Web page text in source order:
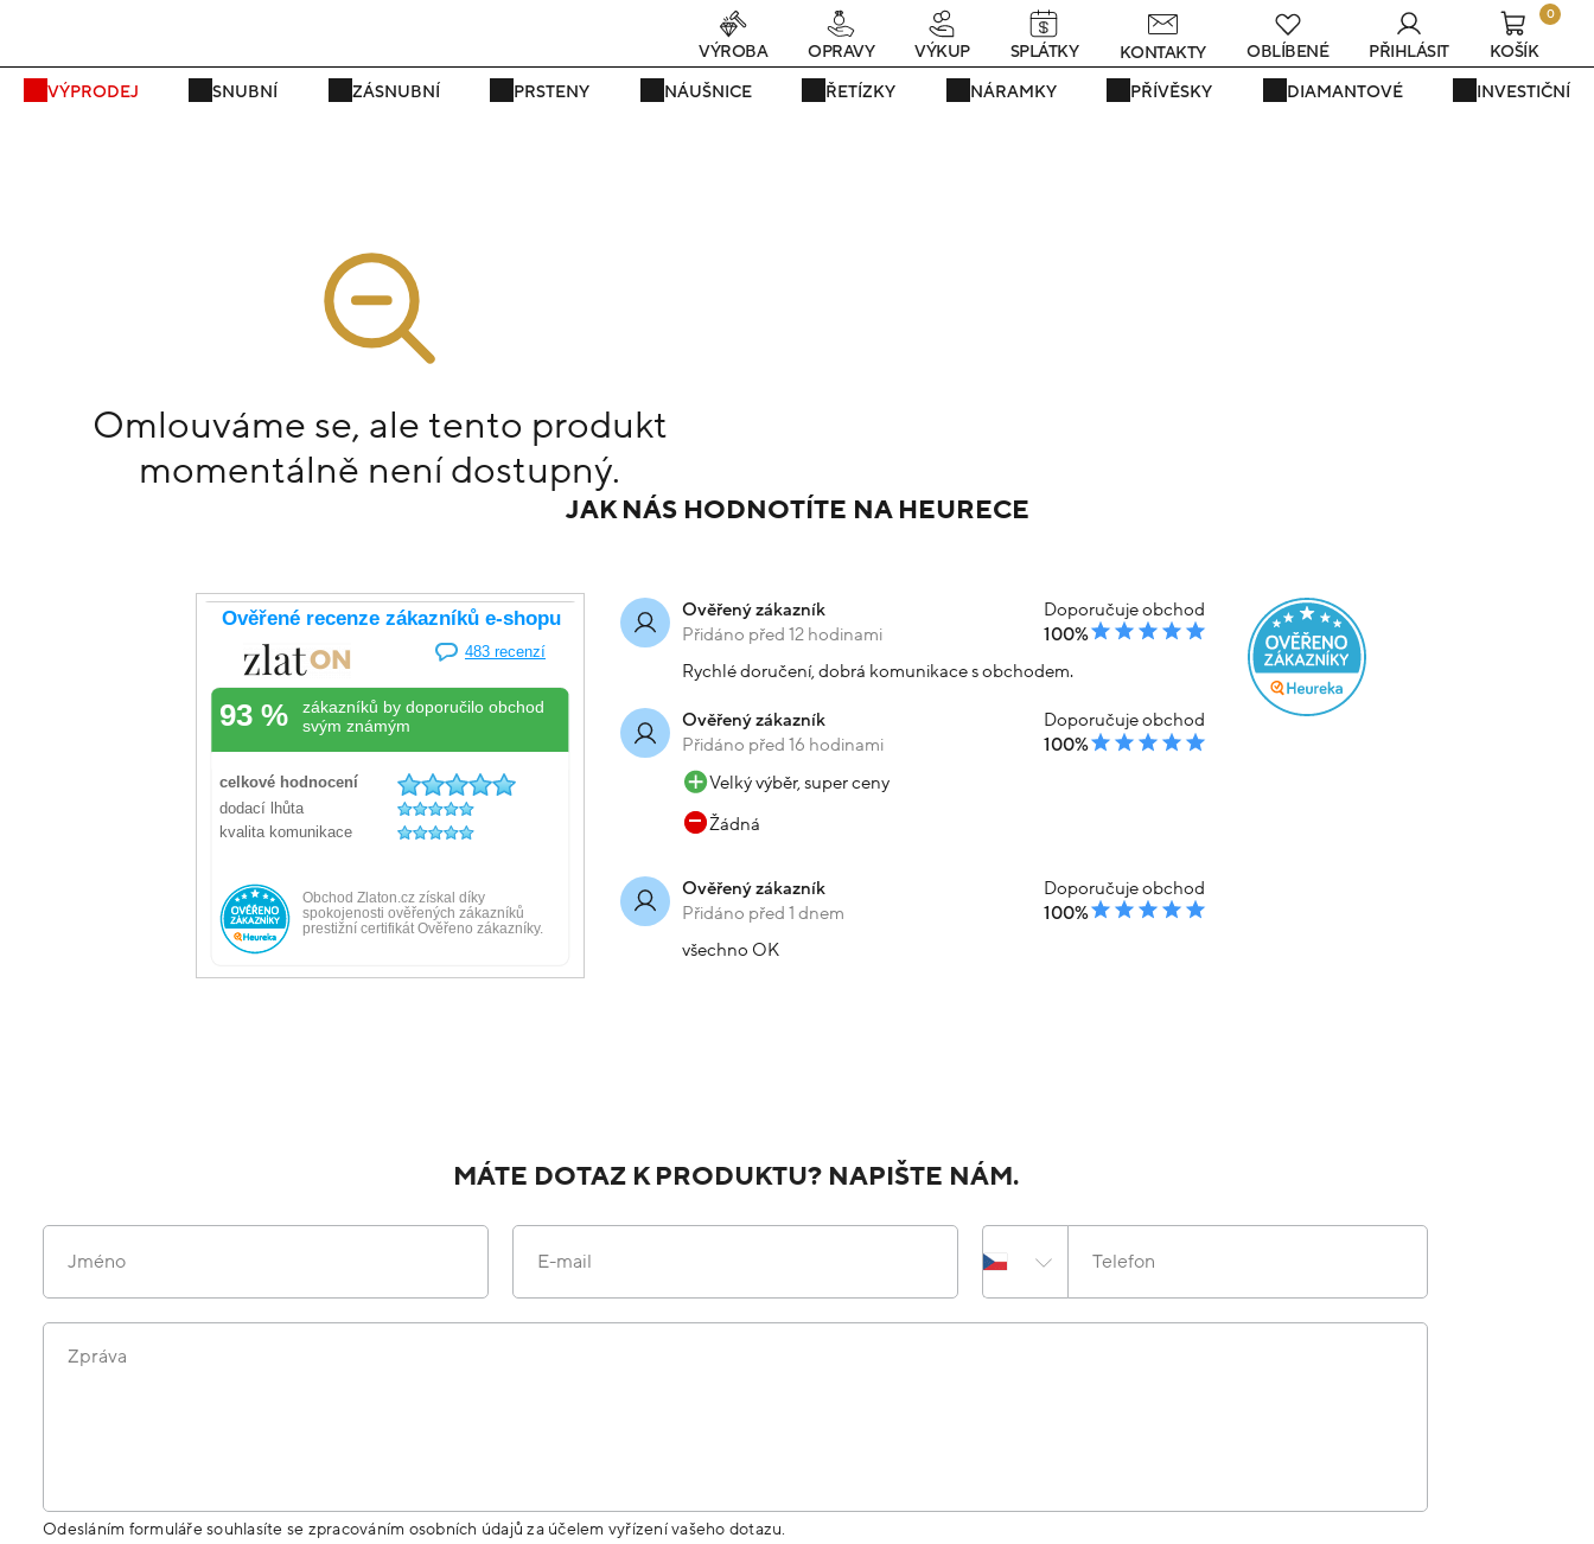
Právě teď! - 20 % na vše! Kód: SRPEN20 24 dní : 1h : 31m : 03s
VÝPRODEJ SNUBNÍ ZÁSNUBNÍ PRSTENY NÁUŠNICE ŘETÍZKY NÁRAMKY PŘÍVĚSKY DIAMANTOVÉ INVESTIČNÍ
VÝROBA OPRAVY VÝKUP SPLÁTKY KONTAKTY OBLÍBENÉ PŘIHLÁSIT
0
KOŠÍK
Omlouváme se, ale tento produkt
momentálně není dostupný.
JAK NÁS HODNOTÍTE NA HEURECE
Ověřený zákazník
Přidáno před 12 hodinami
Doporučuje obchod
100%
Rychlé doručení, dobrá komunikace s obchodem.
Ověřený zákazník
Přidáno před 16 hodinami
Doporučuje obchod
100%
Velký výběr, super ceny
Žádná
Ověřený zákazník
Přidáno před 1 dnem
Doporučuje obchod
100%
všechno OK
MÁTE DOTAZ K PRODUKTU? NAPIŠTE NÁM.
Jméno E-mail Telefon
Zpráva
Odesláním formuláře souhlasíte se zpracováním osobních údajů za účelem vyřízení vašeho dotazu.